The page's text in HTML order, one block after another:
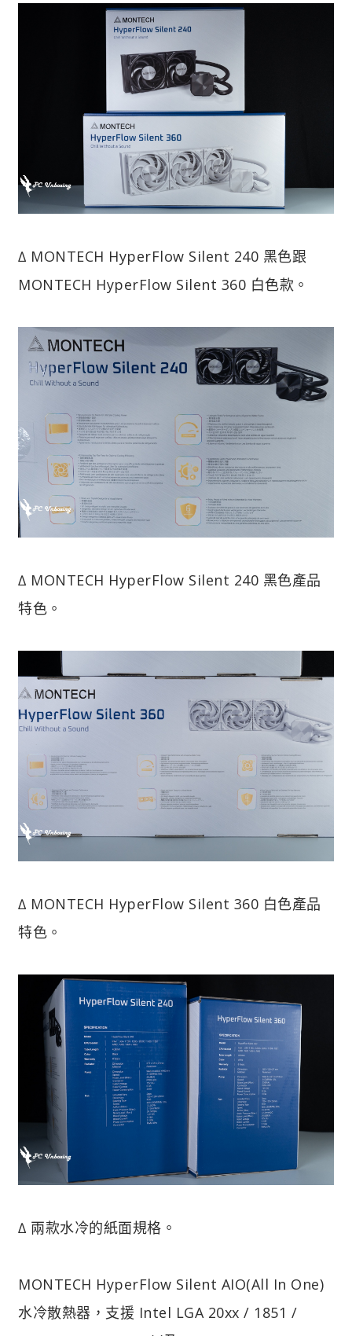
∆ MONTECH HyperFlow Silent 240 黑色跟
MONTECH HyperFlow Silent 360 白色款。
∆ MONTECH HyperFlow Silent 240 黑色產品
特色。
∆ MONTECH HyperFlow Silent 360 白色產品
特色。
∆ 兩款水冷的紙面規格。
MONTECH HyperFlow Silent AIO(All In One)
水冷散熱器，支援 Intel LGA 20xx / 1851 /